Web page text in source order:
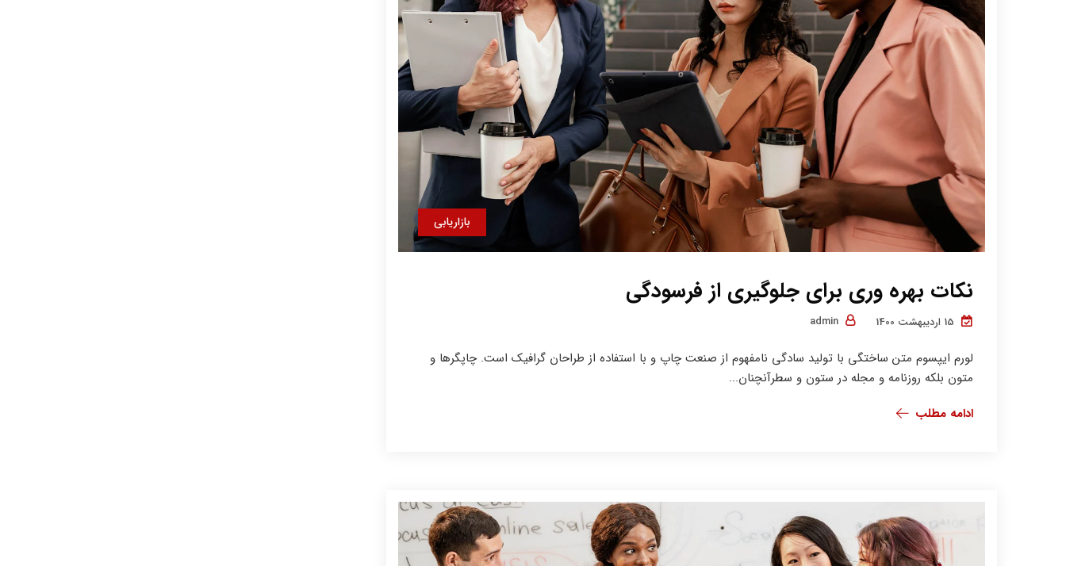
بازاریابی
نکات بهره وری برای جلوگیری از فرسودگی
لورم ایپسوم متن ساختگی با تولید سادگی نامفهوم از صنعت چاپ و با استفاده از طراحان گرافیک است. چاپگرها و
متون بلکه روزنامه و مجله در ستون و سطرآنچنان...
ادامه مطلب